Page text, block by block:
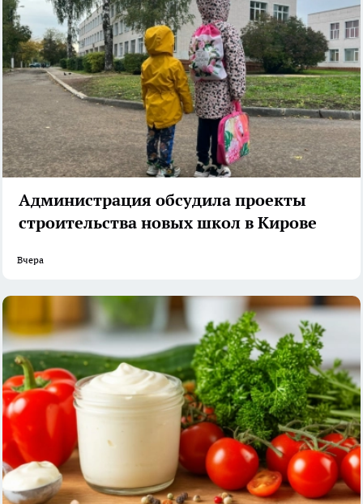
Администрация обсудила проекты
строительства новых школ в Кирове
Вчера